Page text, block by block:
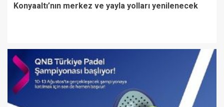
Konyaaltı’nın merkez ve yayla yolları yenilenecek